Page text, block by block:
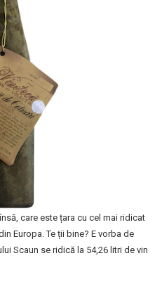
care este țara cu cel mai ridicat
Europa. Te ții bine? E vorba de
Scaun se ridică la 54,26 litri de vin